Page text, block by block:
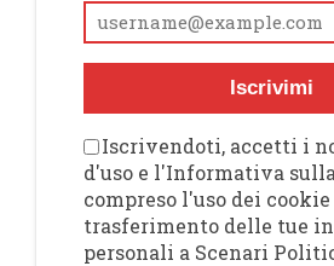
Iscrivimi
Iscrivendoti, accetti i
d'uso e l'Informativa
compreso l'uso dei
trasferimento delle tue
personali a Scenari